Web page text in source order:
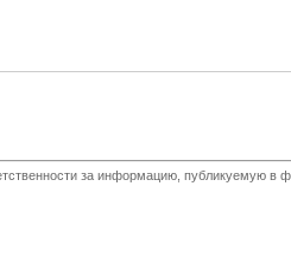
за информацию, публикуемую